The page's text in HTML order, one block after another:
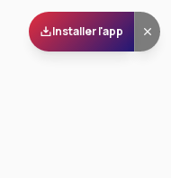
Installer l'app